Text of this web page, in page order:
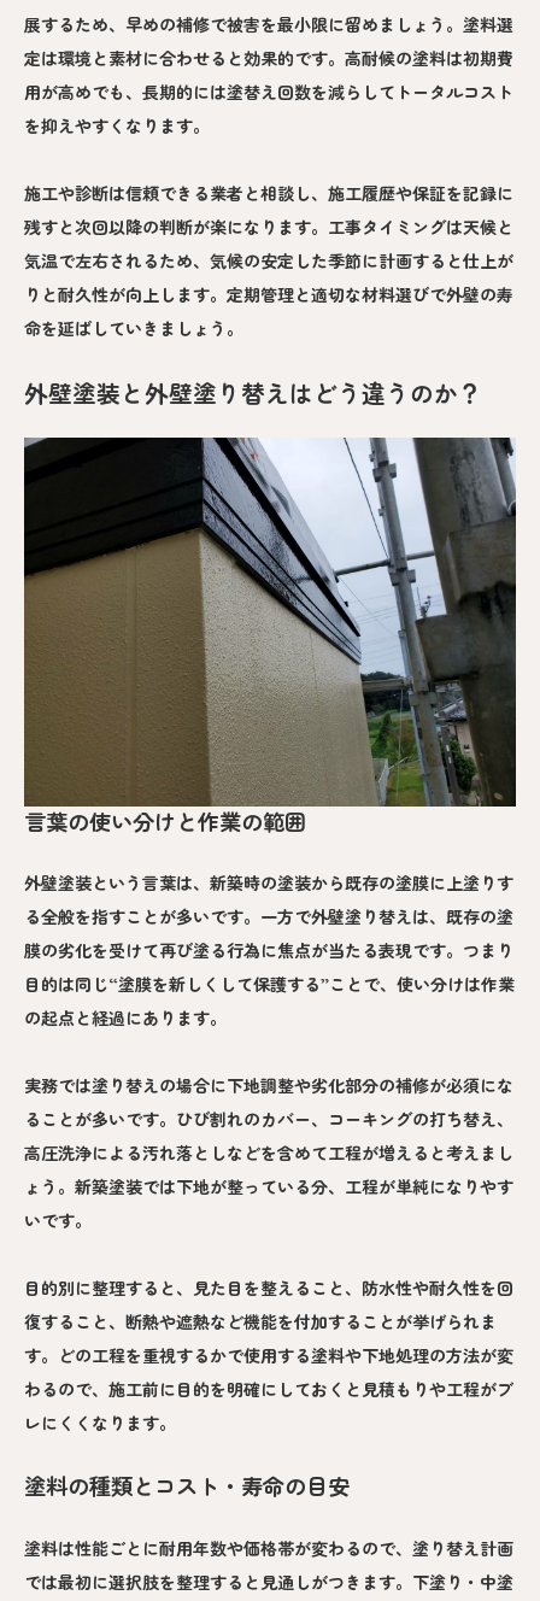
展するため、早めの補修で被害を最小限に留めましょう。塗料選
定は環境と素材に合わせると効果的です。高耐候の塗料は初期費
用が高めでも、長期的には塗替え回数を減らしてトータルコスト
を抑えやすくなります。
施工や診断は信頼できる業者と相談し、施工履歴や保証を記録に
残すと次回以降の判断が楽になります。工事タイミングは天候と
気温で左右されるため、気候の安定した季節に計画すると仕上が
りと耐久性が向上します。定期管理と適切な材料選びで外壁の寿
命を延ばしていきましょう。
外壁塗装と外壁塗り替えはどう違うのか？
言葉の使い分けと作業の範囲
外壁塗装という言葉は、新築時の塗装から既存の塗膜に上塗りす
る全般を指すことが多いです。一方で外壁塗り替えは、既存の塗
膜の劣化を受けて再び塗る行為に焦点が当たる表現です。つまり
目的は同じ“塗膜を新しくして保護する”ことで、使い分けは作業
の起点と経過にあります。
実務では塗り替えの場合に下地調整や劣化部分の補修が必須にな
ることが多いです。ひび割れのカバー、コーキングの打ち替え、
高圧洗浄による汚れ落としなどを含めて工程が増えると考えまし
ょう。新築塗装では下地が整っている分、工程が単純になりやす
いです。
目的別に整理すると、見た目を整えること、防水性や耐久性を回
復すること、断熱や遮熱など機能を付加することが挙げられま
す。どの工程を重視するかで使用する塗料や下地処理の方法が変
わるので、施工前に目的を明確にしておくと見積もりや工程がブ
レにくくなります。
塗料の種類とコスト・寿命の目安
塗料は性能ごとに耐用年数や価格帯が変わるので、塗り替え計画
では最初に選択肢を整理すると見通しがつきます。下塗り・中塗